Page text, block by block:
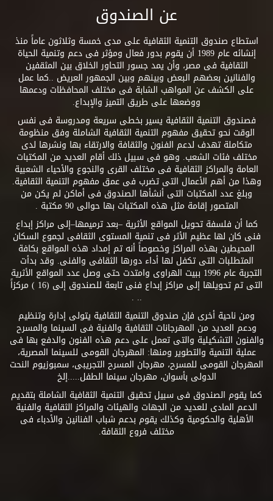
عن الصندوق
استطاع صندوق التنمية الثقافية على مدى خمسة وثلاثون عاماً منذ
إنشائه عام 1989 أن يقوم بدور فعال ومؤثر فى دعم وتنمية الحياة
الثقافية فى مصر، وأن يمد جسور التحاور الخلاق بين المثقفين
والفنانين بعضهم البعض وبينهم وبين الجمهور العريض ..كما عمل
على الكشف عن المواهب الشابة فى مختلف المحافظات ودعمها
ووضعها على طريق التميز والإبداع.
فصندوق التنمية الثقافية يسير بخطى سريعة ومدروسة فى نفس
الوقت نحو تحقيق مفهوم التنمية الثقافية الشاملة وفق منظومة
متكاملة تهدف لدعم الفنون والثقافة والارتقاء بها ونشرها لدى
مختلف فئات الشعب. وهو فى سبيل ذلك أقام العديد من المكتبات
العامة والمراكز الثقافية فى مختلف القرى والنجوع والأحياء الشعبية
وهذا من أهم الأعمال التى تضرب فى عمق مفهوم التنمية الثقافية.
وبلغ عدد المكتبات التى أنشأها الصندوق فى أماكن لم يكن من
المتصور إقامة مثل هذه المكتبات بها حوالى 90 مكتبة .
كما أن فلسفة تحويل المواقع الأثرية –بعد ترميمها–إلى مراكز إبداع
فنى كان لها عظيم الأثر فى تنمية المستوى الثقافى لجموع السكان
المحيطين بهذه المراكز وخصوصاً أنه تم إمداد هذه المواقع بكافة
المتطلبات التى تكفل لها أداء دورها الثقافى والفنى. وقد بدأت
التجربة عام 1996 ببيت الهراوى وامتدت حتى وصل عدد المواقع الأثرية
التى تم تحويلها إلى مراكز إبداع فنى تابعة للصندوق إلى (16 ) مركزاً
.. .
ومن ناحية أخرى فإن صندوق التنمية الثقافية يتولى إدارة وتنظيم
ودعم العديد من المهرجانات الثقافية والفنية فى السينما والمسرح
والفنون التشكيلية والتى تعمل على دعم هذه الفنون والدفع بها فى
عملية التنمية والتطوير ومنها: المهرجان القومى للسينما المصرية،
المهرجان القومى للمسرح، مهرجان المسرح التجريبى، سمبوزيوم النحت
الدولى بأسوان، مهرجان سينما الطفل.....إلخ
كما يقوم الصندوق فى سبيل تحقيق التنمية الثقافية الشاملة بتقديم
الدعم المادى للعديد من الجهات والهيئات والمراكز الثقافية والفنية
الأهلية والحكومية وكذلك يقوم بدعم شباب الفنانين والأدباء فى
مختلف فروع الثقافة.